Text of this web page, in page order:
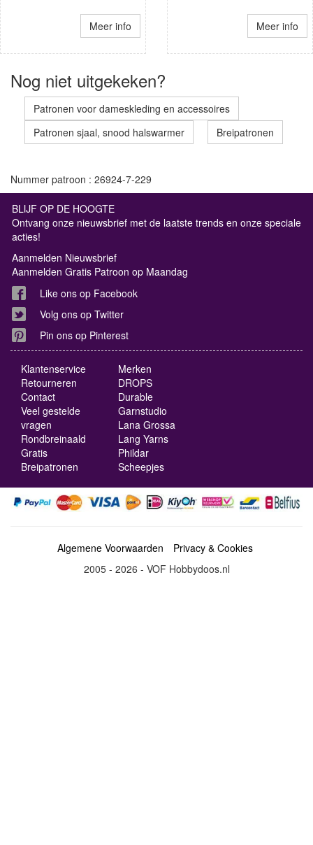
Meer info Meer info
Nog niet uitgekeken?
Patronen voor dameskleding en accessoires
Patronen sjaal, snood halswarmer
Breipatronen
Nummer patroon : 26924-7-229
BLIJF OP DE HOOGTE
Ontvang onze nieuwsbrief met de laatste trends en onze speciale
acties!
Aanmelden Nieuwsbrief
Aanmelden Gratis Patroon op Maandag
Like ons op Facebook
Volg ons op Twitter
Pin ons op Pinterest
Klantenservice
Retourneren
Contact
Veel gestelde
vragen
Rondbreinaald
Gratis
Breipatronen
Merken
DROPS
Durable
Garnstudio
Lana Grossa
Lang Yarns
Phildar
Scheepjes
Algemene Voorwaarden
Privacy & Cookies
2005 - 2026 - VOF Hobbydoos.nl